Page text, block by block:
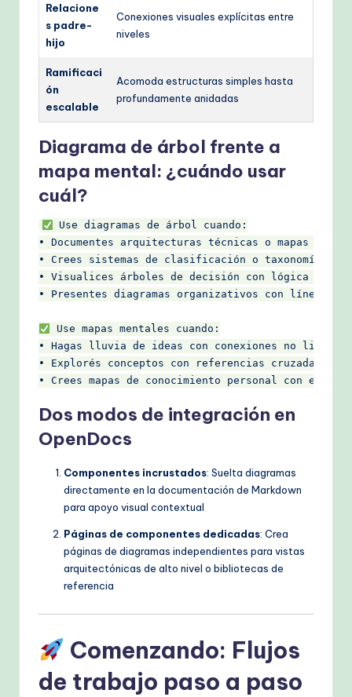
Relacione
s padre-
hijo
Conexiones visuales explícitas entre
niveles
Ramificaci
ón
escalable
Acomoda estructuras simples hasta
profundamente anidadas
Diagrama de árbol frente a
mapa mental: ¿cuándo usar
cuál?
Use diagramas de árbol cuando:
• Documentes arquitecturas técnicas o mapas del
• Crees sistemas de clasificación o taxonomías
• Visualices árboles de decisión con lógica de
• Presentes diagramas organizativos con líneas de
Use mapas mentales cuando:
• Hagas lluvia de ideas con conexiones no lineales
• Explorés conceptos con referencias cruzadas
Dos modos de integración en
OpenDocs
Componentes incrustados: Suelta diagramas
directamente en la documentación de Markdown
para apoyo visual contextual
Páginas de componentes dedicadas: Crea
páginas de diagramas independientes para vistas
arquitectónicas de alto nivel o bibliotecas de
referencia
Comenzando: Flujos
de trabajo paso a paso